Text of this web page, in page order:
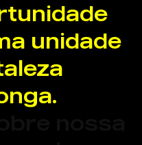
unidade